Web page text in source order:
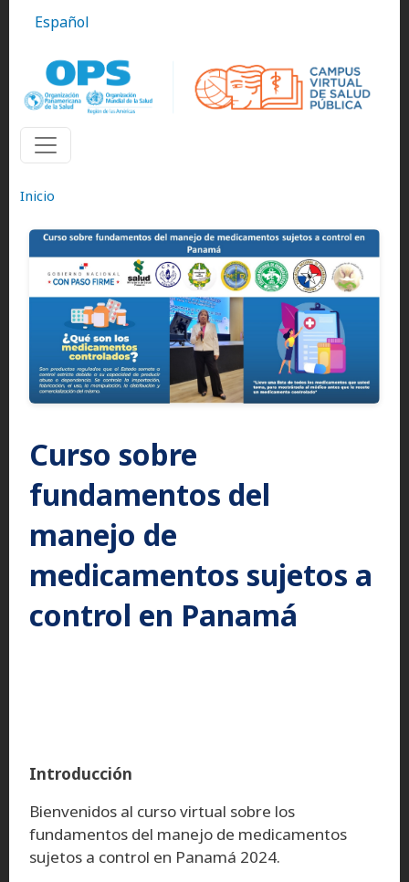
Español
Inicio
Curso sobre
fundamentos del
manejo de
medicamentos sujetos a
control en Panamá
Introducción
Bienvenidos al curso virtual sobre los
fundamentos del manejo de medicamentos
sujetos a control en Panamá 2024.